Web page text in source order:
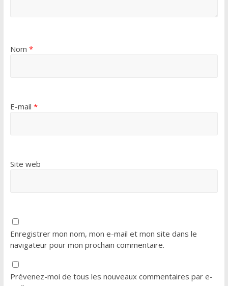
Nom *
E-mail *
Site web
Enregistrer mon nom, mon e-mail et mon site dans le
navigateur pour mon prochain commentaire.
Prévenez-moi de tous les nouveaux commentaires par e-